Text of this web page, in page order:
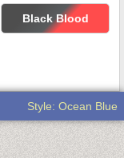
Black Blood
Style: Ocean Blue